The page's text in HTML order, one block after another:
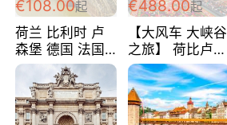
€108.00起
荷兰 比利时 卢
森堡 德国 法国
超爽玩遍西欧 循
环线 全程四星宾
馆 108欧/人/天
€488.00起
【大风车 大峡谷
之旅】 荷比卢德
法 巴黎上下 经
典五国四日游
488欧/人